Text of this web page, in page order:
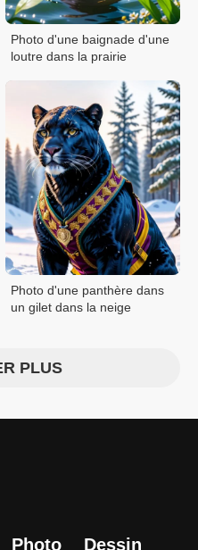
Photo d'une baignade d'une
loutre dans la prairie
Photo d'une panthère dans
un gilet dans la neige
PLUS
Photo Dessin